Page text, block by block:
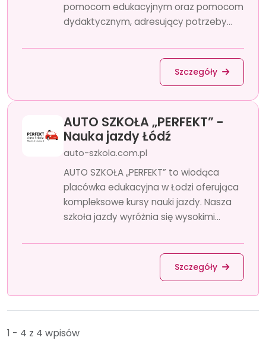
pomocom edukacyjnym oraz pomocom
dydaktycznym, adresujący potrzeby...
Szczegóły
AUTO SZKOŁA „PERFEKT” -
Nauka jazdy Łódź
auto-szkola.com.pl
AUTO SZKOŁA „PERFEKT” to wiodąca
placówka edukacyjna w Łodzi oferująca
kompleksowe kursy nauki jazdy. Nasza
szkoła jazdy wyróżnia się wysokimi...
Szczegóły
1 - 4 z 4 wpisów